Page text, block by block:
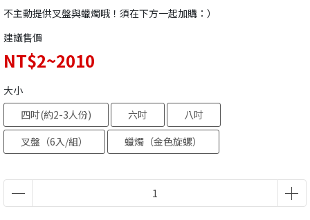
不主動提供叉盤與蠟燭哦！須在下方一起加購：）
建議售價
NT$2~2010
大小
四吋(約2-3人份)
六吋
八吋
叉盤（6入/組）
蠟燭（金色旋螺）